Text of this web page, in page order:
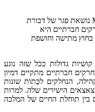
נמלת קציר חולית Messor arenarius נושאת פגר של דבורת
חברתיים היא
בחוץ מתישה וחושפת
גדולות ככל שזה נוגע
חברתיים מתקיים דמיון
הנחלקים לכַּתוֹת שונות
הישירים שלה. למרות
בין תוחלת החיים של המלכה